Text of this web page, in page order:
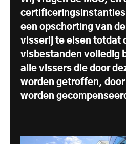
een opschorting van
visserij te eisen totdat
visbestanden volledig
alle vissers die door
worden getroffen,
worden